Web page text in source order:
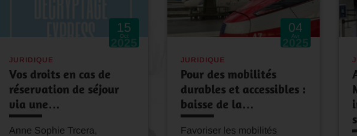
15
Oct
2025
JURIDIQUE
Vos droits en cas de
réservation de séjour
via une…
Anne Sophie Trcera,
04
Avr
2025
JURIDIQUE
Pour des mobilités
durables et accessibles :
baisse de la…
Favoriser les mobilités